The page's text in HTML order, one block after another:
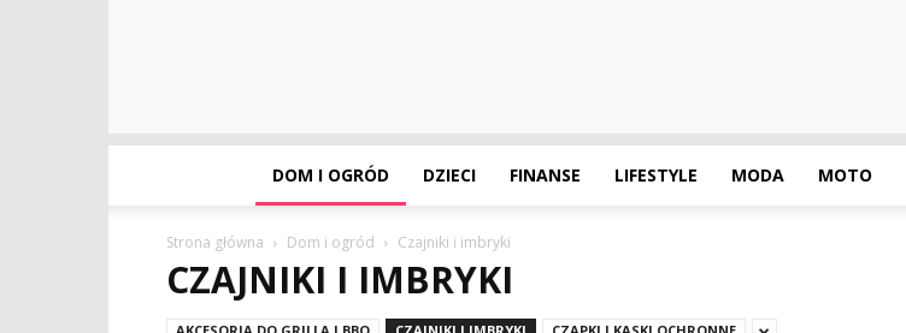
DOM I OGRÓD DZIECI FINANSE LIFESTYLE MODA MOTO
Strona główna Dom i ogród Czajniki i imbryki
CZAJNIKI I IMBRYKI